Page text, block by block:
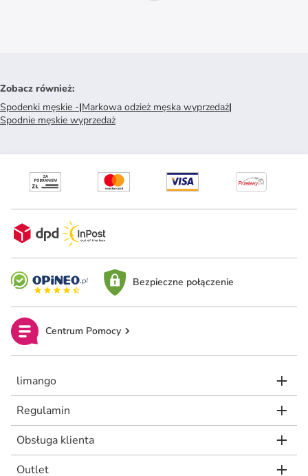
Zobacz również:
Spodenki męskie -|Markowa odzież męska wyprzedaż|
Spodnie męskie wyprzedaż
Bezpieczne połączenie
Centrum Pomocy
limango
Regulamin
Obsługa klienta
Outlet